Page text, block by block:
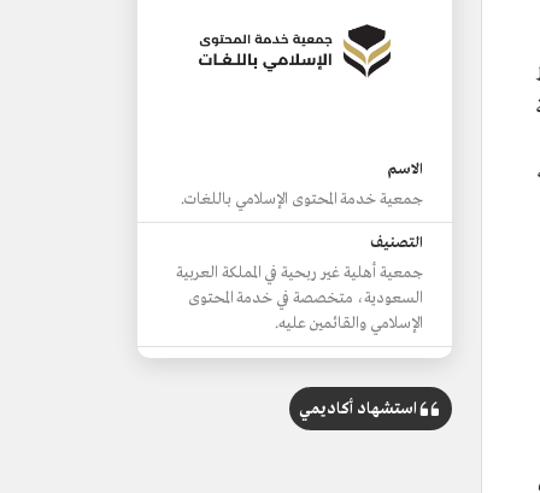
الاسم
جمعية خدمة المحتوى الإسلامي باللغات.
التصنيف
جمعية أهلية غير ربحية في المملكة العربية
السعودية، متخصصة في خدمة المحتوى
الإسلامي والقائمين عليه.
مدينة الرياض.
استشهاد أكاديمي